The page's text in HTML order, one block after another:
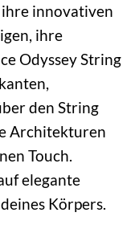
innovativen
ihre
Odyssey String
den String
Architekturen
Touch.
elegante
Körpers.